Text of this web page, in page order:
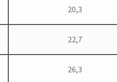
20,3
22,7
26,3